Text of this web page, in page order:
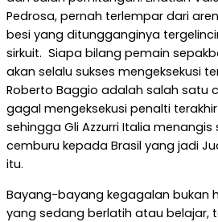
Pedrosa, pernah terlempar dari
besi yang ditungganginya
sirkuit. Siapa bilang pemain
akan selalu sukses mengeksekusi
Roberto Baggio adalah salah satu
gagal mengeksekusi penalti
sehingga Gli Azzurri Italia
cemburu kepada Brasil yang jadi
itu.
Bayang-bayang kegagalan bukan
yang sedang berlatih atau belajar,